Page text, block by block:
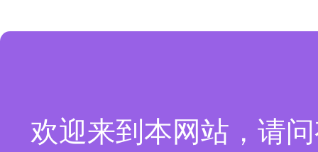
欢迎来到本网站，请